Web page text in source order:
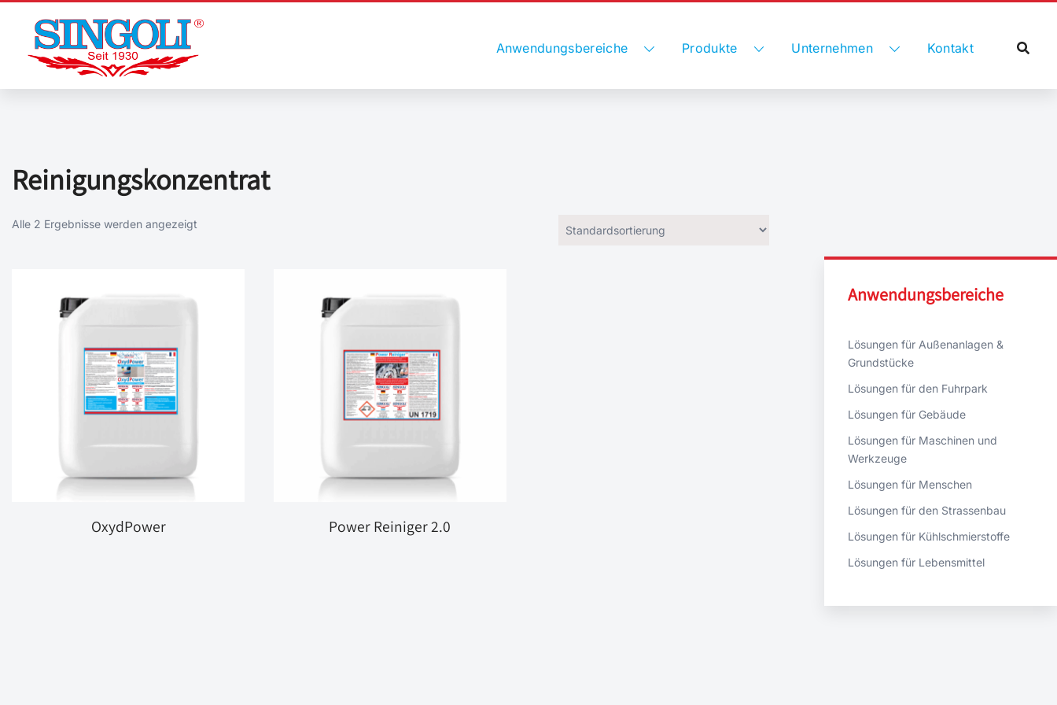
springen
Anwendungsbereiche Produkte Unternehmen Kontakt
Reinigungskonzentrat
Alle 2 Ergebnisse werden angezeigt
OxydPower Power Reiniger 2.0
Anwendungsbereiche
Lösungen für Außenanlagen &
Grundstücke
Lösungen für den Fuhrpark
Lösungen für Gebäude
Lösungen für Maschinen und
Werkzeuge
Lösungen für Menschen
Lösungen für den Strassenbau
Lösungen für Kühlschmierstoffe
Lösungen für Lebensmittel